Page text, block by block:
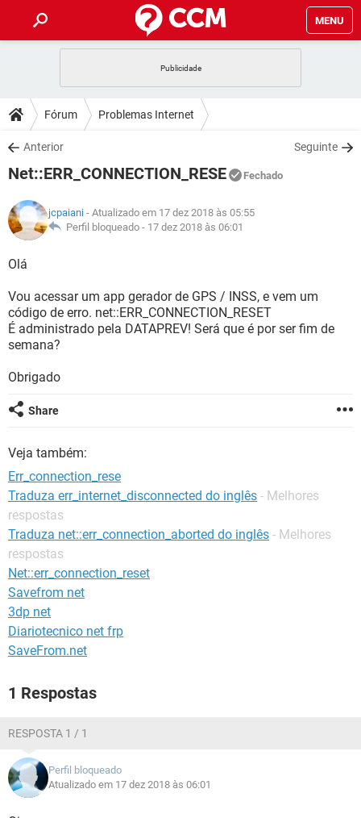
MENU
CELULAR FACEBOOK
OUTLOOK
INSTAGRAM GMAIL
GUIA DE COMPRAS
DICAS
JOGOS WHATSAPP
INSTAGRAM GMAIL
GUIA DE COMPRAS
DOWNLOADS
JOGOS WHATSAPP
CELULAR
OUTLOOK EXCEL
INSTAGRAM
JOGOS WHATSAPP
CELULAR
OUTLOOK
INSTAGRAM GMAIL
GUIA DE COMPRAS
GLOSSÁRIO
JOGOS
OUTLOOK EXCEL
INSTAGRAM
Fórum Problemas Internet
Anterior Seguinte
Net::ERR_CONNECTION_RESE Fechado
jcpaiani - Atualizado em 17 dez 2018 às 05:55
Perfil bloqueado - 17 dez 2018 às 06:01
Olá
Vou acessar um app gerador de GPS / INSS, e vem um
código de erro. net::ERR_CONNECTION_RESET
É administrado pela DATAPREV! Será que é por ser fim de
semana?
Obrigado
Share
Veja também:
Err_connection_rese
Traduza err_internet_disconnected do inglês - Melhores
respostas
Traduza net::err_connection_aborted do inglês - Melhores
respostas
Net::err_connection_reset
Savefrom net
3dp net
Diariotecnico net frp
SaveFrom.net
1 Respostas
RESPOSTA 1 / 1
Perfil bloqueado
Atualizado em 17 dez 2018 às 06:01